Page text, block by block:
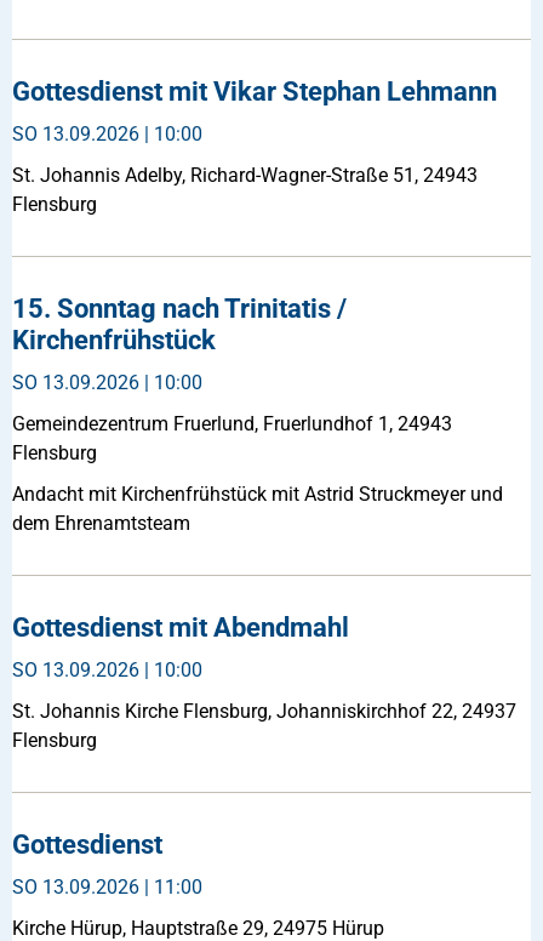
Gottesdienst mit Vikar Stephan Lehmann
SO 13.09.2026 | 10:00
St. Johannis Adelby, Richard-Wagner-Straße 51, 24943
Flensburg
15. Sonntag nach Trinitatis /
Kirchenfrühstück
SO 13.09.2026 | 10:00
Gemeindezentrum Fruerlund, Fruerlundhof 1, 24943
Flensburg
Andacht mit Kirchenfrühstück mit Astrid Struckmeyer und
dem Ehrenamtsteam
Gottesdienst mit Abendmahl
SO 13.09.2026 | 10:00
St. Johannis Kirche Flensburg, Johanniskirchhof 22, 24937
Flensburg
Gottesdienst
SO 13.09.2026 | 11:00
Kirche Hürup, Hauptstraße 29, 24975 Hürup